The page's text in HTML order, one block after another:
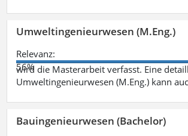
Umweltingenieurwesen (M.Eng.)
Relevanz:
56%
wird die Masterarbeit verfasst. Eine
Umweltingenieurwesen (M.Eng.) kann
Bauingenieurwesen (Bachelor)